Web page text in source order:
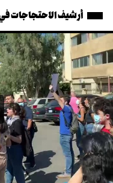
أرشيف الاحتجاجات في